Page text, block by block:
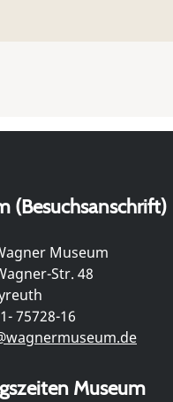
(Besuchsanschrift)
Museum
Str. 48
75728-16
Museum